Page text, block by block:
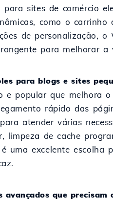
sites de comércio
como o carrinho
de personalização,
para melhorar a
para blogs e sites
popular que melhora o
rápido das
atender várias
limpeza de cache
uma excelente escolha
que